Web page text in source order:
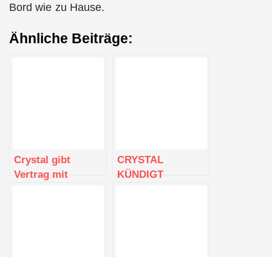
Bord wie zu Hause.
Ähnliche Beiträge:
Crystal gibt
Vertrag mit
CRYSTAL
KÜNDIGT